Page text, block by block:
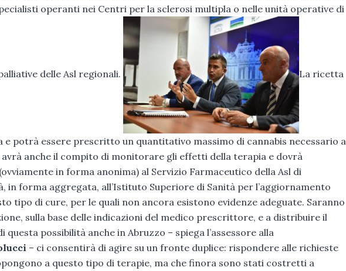
operanti nei Centri per la sclerosi multipla o nelle unità operative di
delle Asl regionali. La ricetta
potrà essere prescritto un quantitativo massimo di cannabis necessario a
anche il compito di monitorare gli effetti della terapia e dovrà
in forma anonima) al Servizio Farmaceutico della Asl di
in forma aggregata, all’Istituto Superiore di Sanità per l’aggiornamento
tipo di cure, per le quali non ancora esistono evidenze adeguate. Saranno
sulla base delle indicazioni del medico prescrittore, e a distribuire il
possibilità anche in Abruzzo – spiega l’assessore alla
– ci consentirà di agire su un fronte duplice: rispondere alle richieste
a questo tipo di terapie, ma che finora sono stati costretti a